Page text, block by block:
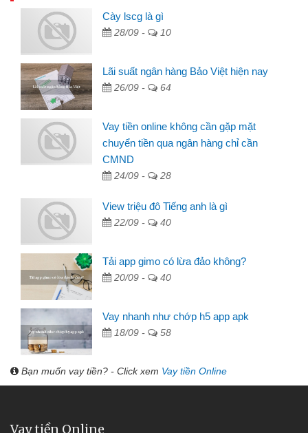
Cày lscg là gì
28/09 - 10
Lãi suất ngân hàng Bảo Việt hiện nay
26/09 - 64
Vay tiền online không cần gặp mặt
chuyển tiền qua ngân hàng chỉ cần
CMND
24/09 - 28
View triệu đô Tiếng anh là gì
22/09 - 40
Tải app gimo có lừa đảo không?
20/09 - 40
Vay nhanh như chớp h5 app apk
18/09 - 58
Bạn muốn vay tiền? - Click xem Vay tiền Online
Vay tiền Online